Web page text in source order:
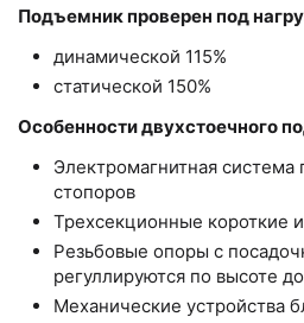
Подъемник проверен под
динамической 115%
статической 150%
Особенности двухстоечного
Электромагнитная система
стопоров
Трехсекционные короткие
Резьбовые опоры с
регуллируются по высоте
Механические устройства